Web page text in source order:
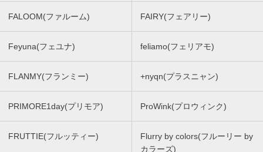
FALOOM(ファルーム) FAIRY(フェアリー)
Feyuna(フェユナ) feliamo(フェリアモ)
FLANMY(フランミー) +nyqn(プラスニャン)
PRIMORE1day(プリモア) ProWink(プロウィンク)
FRUTTIE(フルッティー)
Flurry by colors(フルーリー by
カラーズ)